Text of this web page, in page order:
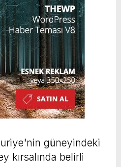
güneyindeki
kırsalında belirli